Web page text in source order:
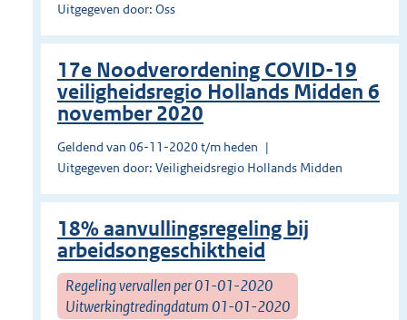
Uitgegeven door: Oss
17e Noodverordening COVID-19
veiligheidsregio Hollands Midden 6
november 2020
Geldend van 06-11-2020 t/m heden
Uitgegeven door: Veiligheidsregio Hollands Midden
18% aanvullingsregeling bij
arbeidsongeschiktheid
Regeling vervallen per 01-01-2020
Uitwerkingtredingdatum 01-01-2020